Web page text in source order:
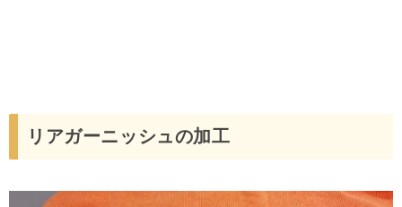
リアガーニッシュの加工